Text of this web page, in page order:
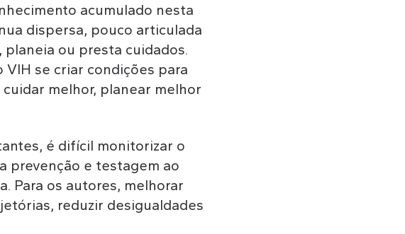
acumulado nesta
dispersa, pouco articulada
ou presta cuidados.
se criar condições para
melhor, planear melhor
é difícil monitorizar o
prevenção e testagem ao
Para os autores, melhorar
reduzir desigualdades